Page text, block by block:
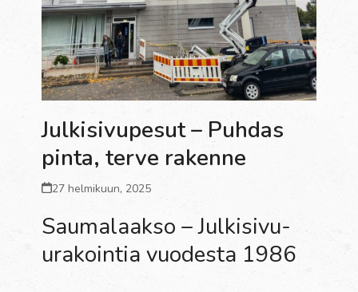
Julkisivupesut – Puhdas
pinta, terve rakenne
27 helmikuun, 2025
Saumalaakso – Julkisivu-
urakointia vuodesta 1986